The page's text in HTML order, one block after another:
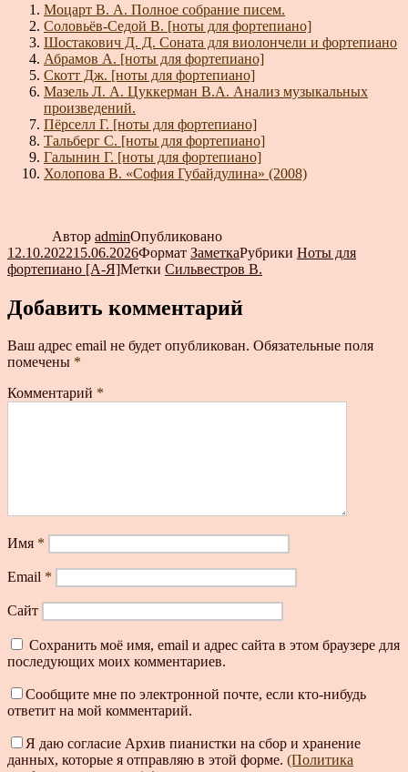
Моцарт В. А. Полное собрание писем.
Соловьёв-Седой В. [ноты для фортепиано]
Шостакович Д. Д. Соната для виолончели и фортепиано
Абрамов А. [ноты для фортепиано]
Скотт Дж. [ноты для фортепиано]
Мазель Л. А. Цуккерман В.А. Анализ музыкальных
произведений.
Пёрселл Г. [ноты для фортепиано]
Тальберг С. [ноты для фортепиано]
Галынин Г. [ноты для фортепиано]
Холопова В. «София Губайдулина» (2008)
Автор adminОпубликовано
12.10.202215.06.2026Формат ЗаметкаРубрики Ноты для
фортепиано [А-Я]Метки Сильвестров В.
Добавить комментарий
Ваш адрес email не будет опубликован. Обязательные поля
помечены *
Комментарий *
Имя *
Email *
Сайт
Сохранить моё имя, email и адрес сайта в этом браузере для
последующих моих комментариев.
Сообщите мне по электронной почте, если кто-нибудь
ответит на мой комментарий.
Я даю согласие Архив пианистки на сбор и хранение
данных, которые я отправляю в этой форме. (Политика